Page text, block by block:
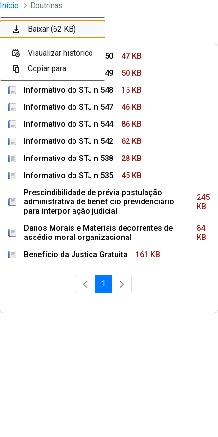
Pular para o Conteúdo principal
Instrumentos Jurídicos
Início Doutrinas
Ordenar Filtro
Informativo do STJ n 550
47 KB
Informativo do STJ n 549
50 KB
Informativo do STJ n 548
15 KB
Informativo do STJ n 547
46 KB
Informativo do STJ n 544
86 KB
Informativo do STJ n 542
62 KB
Informativo do STJ n 538
28 KB
Informativo do STJ n 535
45 KB
Prescindibilidade de prévia postulação
administrativa de benefício previdenciário
para interpor ação judicial
245
KB
Danos Morais e Materiais decorrentes de
assédio moral organizacional
84
KB
Benefício da Justiça Gratuita
161 KB
Página
1
Baixar (47 KB)
Visualizar histórico
Copiar para
Baixar (50 KB)
Visualizar histórico
Copiar para
Baixar (15 KB)
Visualizar histórico
Copiar para
Baixar (46 KB)
Visualizar histórico
Copiar para
Baixar (86 KB)
Visualizar histórico
Copiar para
Baixar (62 KB)
Visualizar histórico
Copiar para